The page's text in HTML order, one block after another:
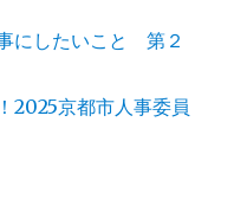
にしたいこと 第２
2025京都市人事委員